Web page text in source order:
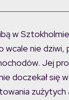
w
wcale nie
Jej
doczekał
zużytych